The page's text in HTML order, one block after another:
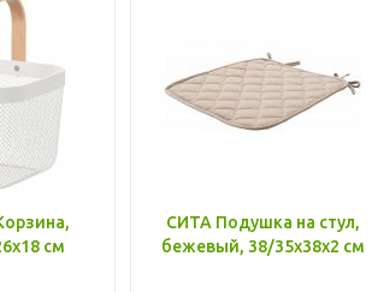
см
СИТА Подушка на стул,
бежевый, 38/35x38x2 см